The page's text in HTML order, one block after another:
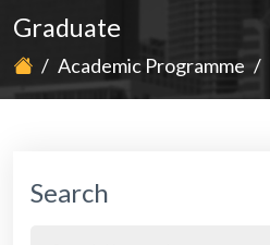
Graduate
/ Academic Programme /
Search